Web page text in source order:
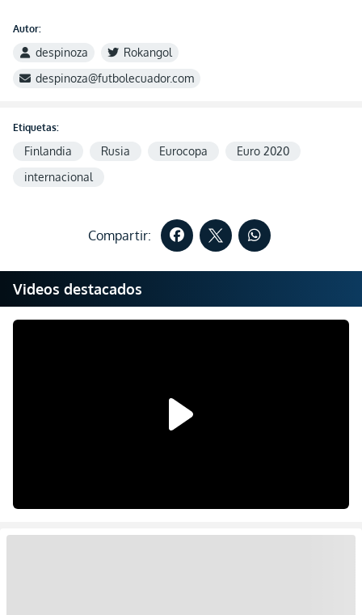
Autor:
despinoza
Rokangol
despinoza@futbolecuador.com
Etiquetas:
Finlandia Rusia Eurocopa
Euro 2020
internacional
Compartir:
Videos destacados